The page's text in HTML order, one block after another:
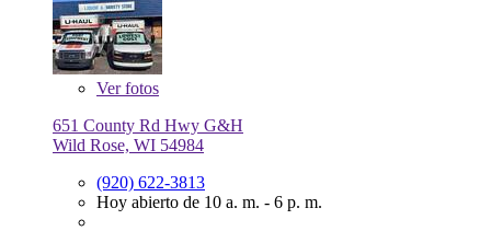
Verfotos
651 County Rd Hwy G&H
Wild Rose, WI 54984
(920) 622-3813
Hoy abierto de 10 a. m. - 6 p. m.